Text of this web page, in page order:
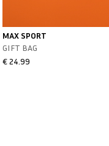
MAX SPORT
GIFT BAG
€ 24.99